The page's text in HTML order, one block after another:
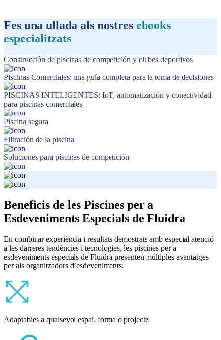
Fes una ullada als nostres ebooks
especialitzats
Construcción de piscinas de competición y clubes deportivos
Piscinas Comerciales: una guía completa para la toma de decisiones
PISCINAS INTELIGENTES: IoT, automatización y conectividad
para piscinas comerciales
Piscina segura
Filtración de la piscina
Soluciones para piscinas de competición
Beneficis de les Piscines per a
Esdeveniments Especials de Fluidra
En combinar experiència i resultats demostrats amb especial atenció
a les darreres tendències i tecnologies, les piscines per a
esdeveniments especials de Fluidra presenten múltiples avantatges
per als organitzadors d’esdeveniments:
Adaptables a qualsevol espai, forma o projecte